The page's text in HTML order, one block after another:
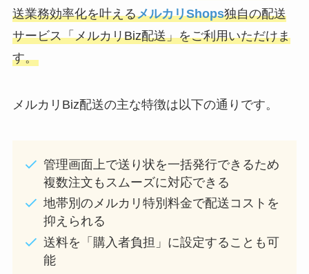
送業務効率化を叶えるメルカリShops独自の配送
サービス「メルカリBiz配送」をご利用いただけま
す。
メルカリBiz配送の主な特徴は以下の通りです。
管理画面上で送り状を一括発行できるため
複数注文もスムーズに対応できる
地帯別のメルカリ特別料金で配送コストを
抑えられる
送料を「購入者負担」に設定することも可
能